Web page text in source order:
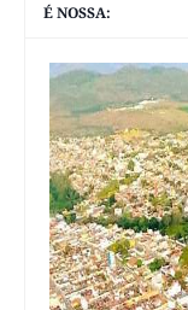
É NOSSA: